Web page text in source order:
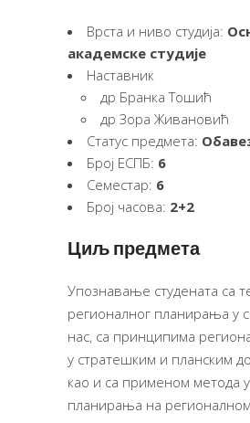
Врста и ниво студија:
академске студије
Наставник
др Бранка Тошић
др Зора Живановић
Статус предмета:
Број ЕСПБ: 6
Семестар: 6
Број часова: 2+2
Циљ предмета
Упознавање студената са
регионалног планирања у
нас, са принципима
у стратешким и планским
као и са применом метода
планирања на